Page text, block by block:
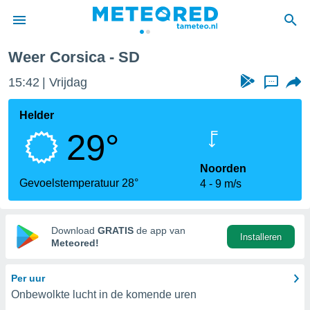
door
verstrekte
hoge
hebt de
voor
op basis
Weer Corsica - SD
15:42 Vrijdag ...
Helder
29°
Gevoelstemperatuur 28°
Noorden
4
9 m/s
Download GRATIS de app van
Meteored!
Installeren
Per uur
Onbewolkte lucht in de komende uren